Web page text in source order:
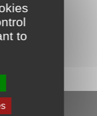
pour
savoir plus sur la
vos droits,
to